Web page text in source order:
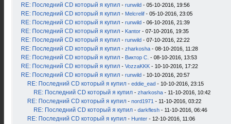
RE: Последний CD который я купил - runwild - 05-10-2016, 19:56
RE: Последний CD который я купил - Melcrelif - 05-10-2016, 23:05
RE: Последний CD который я купил - runwild - 06-10-2016, 21:39
RE: Последний CD который я купил - Kantor - 07-10-2016, 19:35
RE: Последний CD который я купил - runwild - 07-10-2016, 22:22
RE: Последний CD который я купил - zharkosha - 08-10-2016, 11:28
RE: Последний CD который я купил - Виктор С. - 08-10-2016, 13:53
RE: Последний CD который я купил - VozzaKKK - 10-10-2016, 17:22
RE: Последний CD который я купил - runwild - 10-10-2016, 20:57
RE: Последний CD который я купил - eddie_ead - 10-10-2016, 23:15
RE: Последний CD который я купил - zharkosha - 11-10-2016, 10:42
RE: Последний CD который я купил - nord1971 - 11-10-2016, 03:22
RE: Последний CD который я купил - darkflesh - 11-10-2016, 06:46
RE: Последний CD который я купил - Hunter - 12-10-2016, 11:06